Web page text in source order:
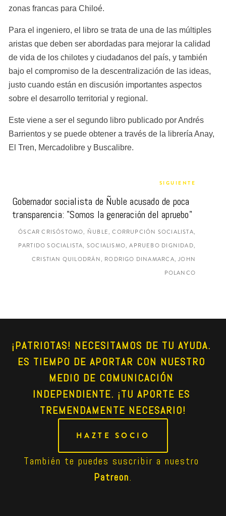
zonas francas para Chiloé.
Para el ingeniero, el libro se trata de una de las múltiples
aristas que deben ser abordadas para mejorar la calidad
de vida de los chilotes y ciudadanos del país, y también
bajo el compromiso de la descentralización de las ideas,
justo cuando están en discusión importantes aspectos
sobre el desarrollo territorial y regional.
Este viene a ser el segundo libro publicado por Andrés
Barrientos y se puede obtener a través de la librería Anay,
El Tren, Mercadolibre y Buscalibre.
SIGUIENTE
Gobernador socialista de Ñuble acusado de poca
transparencia: "Somos la generación del apruebo"
ÓSCAR CRISÓSTOMO, ÑUBLE, CORRUPCIÓN SOCIALISTA,
PARTIDO SOCIALISTA, SOCIALISMO, APRUEBO DIGNIDAD,
CRISTIAN QUILODRÁN, RODRIGO DINAMARCA, JOHN
POLANCO
¡PATRIOTAS! NECESITAMOS DE TU AYUDA.
ES TIEMPO DE APORTAR CON NUESTRO
MEDIO DE COMUNICACIÓN
INDEPENDIENTE. ¡TU APORTE ES
TREMENDAMENTE NECESARIO!
HAZTE SOCIO
Patreon.